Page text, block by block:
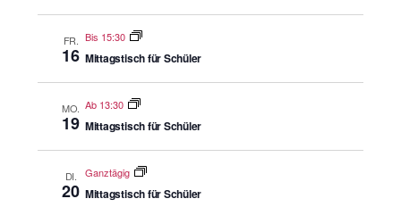
FR.
16
Bis 15:30
Mittagstisch für Schüler
MO.
19
Ab 13:30
Mittagstisch für Schüler
DI.
20
Ganztägig
Mittagstisch für Schüler